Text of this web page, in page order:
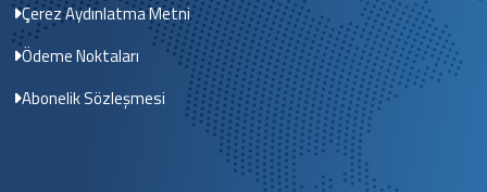
Çerez Aydınlatma Metni
Ödeme Noktaları
Abonelik Sözleşmesi